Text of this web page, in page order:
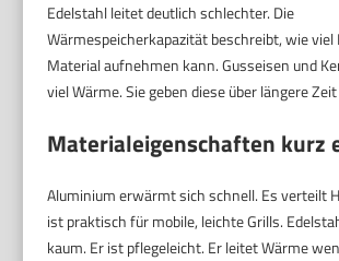
Edelstahl leitet deutlich schlechter. Die
Wärmespeicherkapazität beschreibt, wie viel
Material aufnehmen kann. Gusseisen und
viel Wärme. Sie geben diese über längere
Materialeigenschaften kurz
Aluminium erwärmt sich schnell. Es verteilt
ist praktisch für mobile, leichte Grills.
kaum. Er ist pflegeleicht. Er leitet Wärme